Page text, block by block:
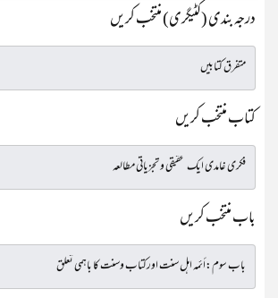
درجہ بندی (کٹیگری) منتخب کریں
کتاب منتخب کریں
باب منتخب کریں